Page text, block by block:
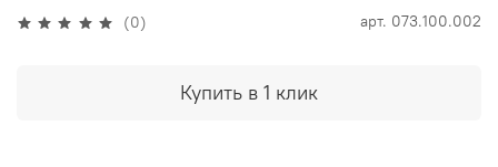
(0) арт. 073.100.002
Купить в 1 клик